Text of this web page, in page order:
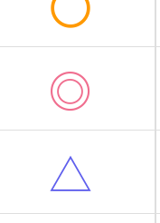
◎
△